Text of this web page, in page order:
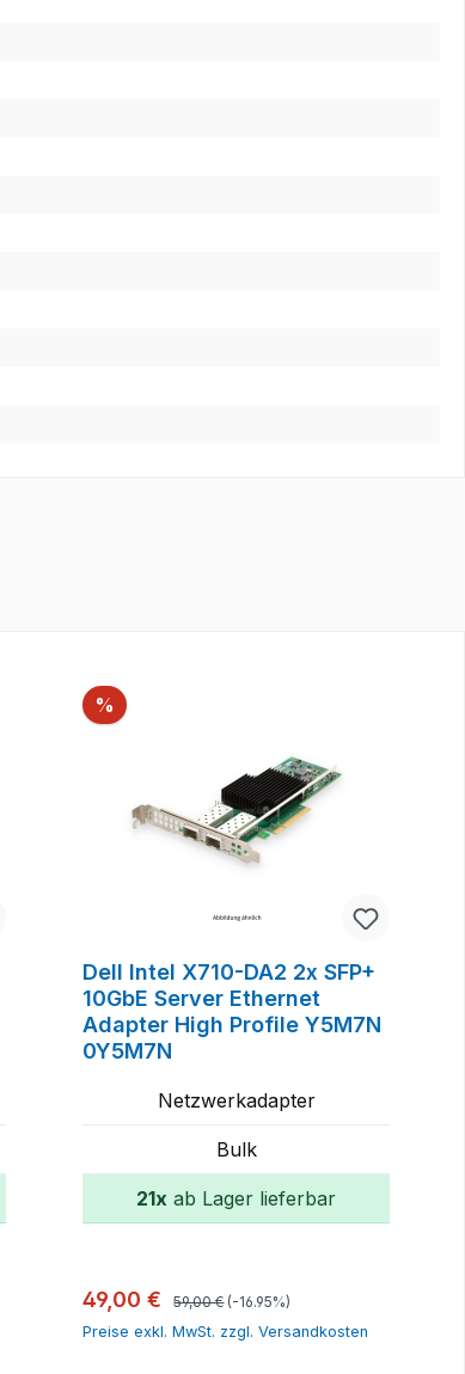
% Rabatt
Dell Intel X710-DA2 2x SFP+
10GbE Server Ethernet
Adapter High Profile Y5M7N
0Y5M7N
Netzwerkadapter
Bulk
21x ab Lager lieferbar
Verkaufspreis:
49,00 € Regulärer Preis:
59,00 € (-16.95%)
Preise exkl. MwSt. zzgl. Versandkosten